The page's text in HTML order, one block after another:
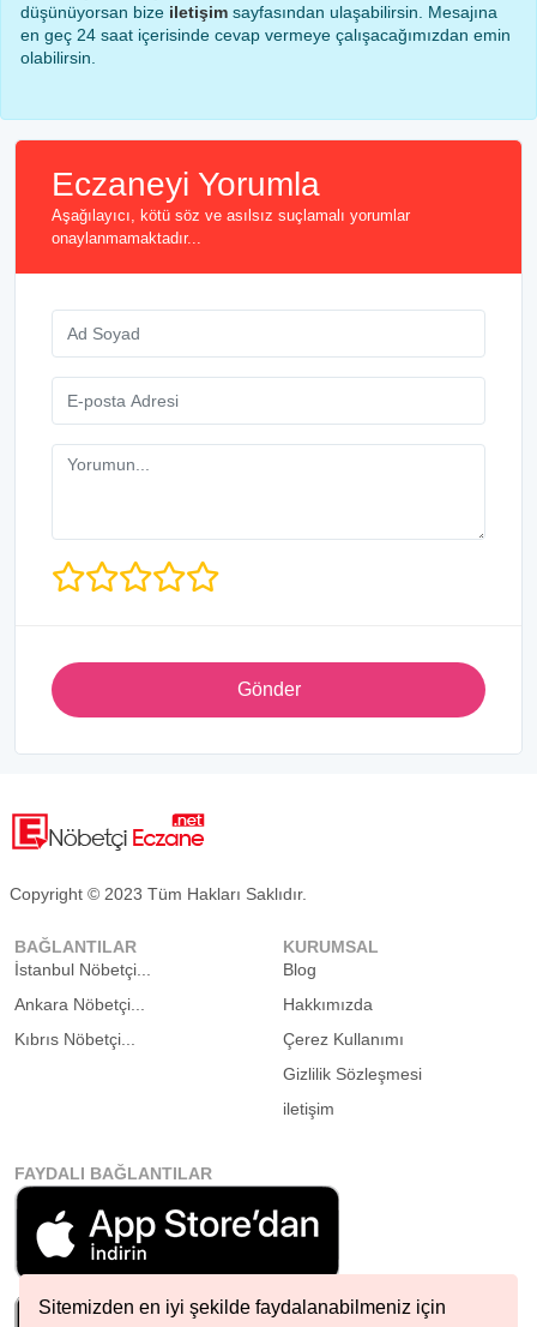
Sitemizden en iyi şekilde faydalanabilmeniz için
düşünüyorsan bize iletişim sayfasından ulaşabilirsin. Mesajına
en geç 24 saat içerisinde cevap vermeye çalışacağımızdan emin
olabilirsin.
Eczaneyi Yorumla
Aşağılayıcı, kötü söz ve asılsız suçlamalı yorumlar
onaylanmamaktadır...
Gönder
Copyright © 2023 Tüm Hakları Saklıdır.
BAĞLANTILAR
İstanbul Nöbetçi...
Ankara Nöbetçi...
Kıbrıs Nöbetçi...
KURUMSAL
Blog
Hakkımızda
Çerez Kullanımı
Gizlilik Sözleşmesi
iletişim
FAYDALI BAĞLANTILAR